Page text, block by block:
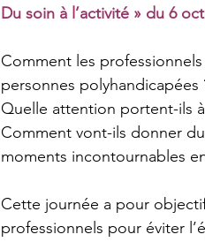
Du soin à l’activité » du 6
Comment les
personnes polyhandicapées
Quelle attention portent-ils
Comment vont-ils donner
moments incontournables
Cette journée a pour
professionnels pour éviter